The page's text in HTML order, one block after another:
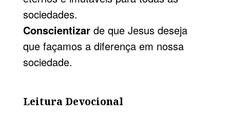
sociedades.
Conscientizar de que Jesus deseja
que façamos a diferença em nossa
sociedade.
Leitura Devocional